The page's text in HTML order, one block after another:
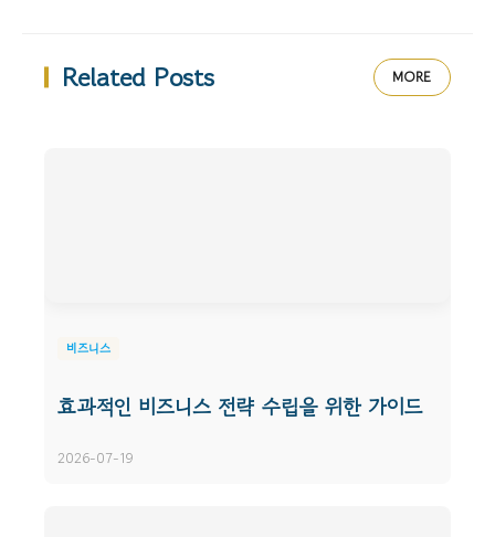
Related Posts MORE
비즈니스
효과적인 비즈니스 전략 수립을 위한 가이드
2026-07-19